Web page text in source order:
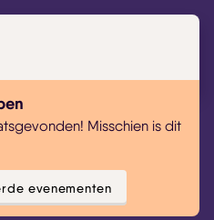
Misschien is dit
evenementen